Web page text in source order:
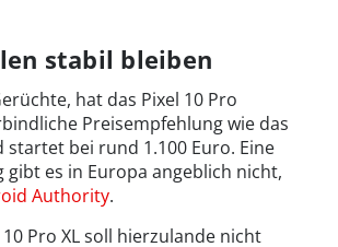
stabil bleiben
hat das Pixel 10 Pro
Preisempfehlung wie das
startet bei rund 1.100 Euro. Eine
gibt es in Europa angeblich nicht,
Authority.
Pro XL soll hierzulande nicht